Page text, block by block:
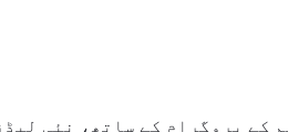
کے پروگرام کے ساتھ، نئی